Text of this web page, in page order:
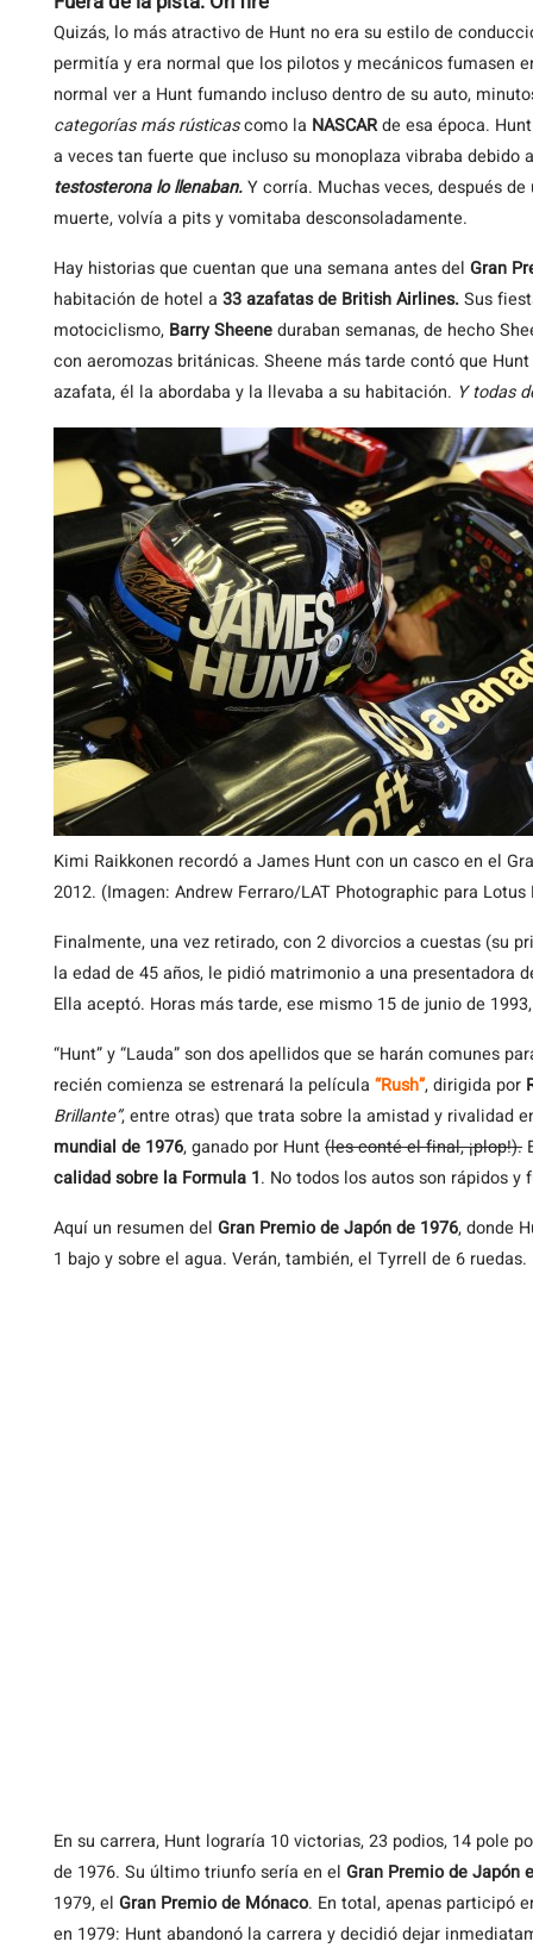
Quizás, lo más atractivo de Hunt no era su estilo de
permitía y era normal que los pilotos y mecánicos fumasen
normal ver a Hunt fumando incluso dentro de su auto,
categorías más rústicascomo la NASCARde esa época.
a veces tan fuerte que incluso su monoplaza vibraba debido
testosterona lo llenaban.Y corría. Muchas veces, después
muerte, volvía a pits y vomitaba desconsoladamente.
Hay historias que cuentan que una semana antes del Gran
habitación de hotel a 33 azafatas de British Airlines. Sus
motociclismo, Barry Sheeneduraban semanas, de hecho
con aeromozas británicas. Sheene más tarde contó que
azafata, él la abordaba y la llevaba a su habitación. Y todas
Kimi Raikkonen recordó a James Hunt con un casco en el
2012. (Imagen: Andrew Ferraro/LAT Photographic para Lotus
Finalmente, una vez retirado, con 2 divorcios a cuestas (su
la edad de 45 años, le pidió matrimonio a una presentadora
Ella aceptó. Horas más tarde, ese mismo 15 de junio de
“Hunt” y “Lauda” son dos apellidos que se harán comunes
recién comienza se estrenará la película “Rush”, dirigida por
Brillante”, entre otras) que trata sobre la amistad y rivalidad
mundial de 1976, ganado por Hunt(les conté el final, ¡plop!).
calidad sobre la Formula 1. No todos los autos son rápidos y
Aquí un resumen del Gran Premio de Japón de 1976, donde
1 bajo y sobre el agua. Verán, también, el Tyrrell de 6
En su carrera, Hunt lograría 10 victorias, 23 podios, 14 pole
de 1976. Su último triunfo sería en el Gran Premio de Japón
1979, el Gran Premio de Mónaco. En total, apenas participó
en 1979: Hunt abandonó la carrera y decidió dejar